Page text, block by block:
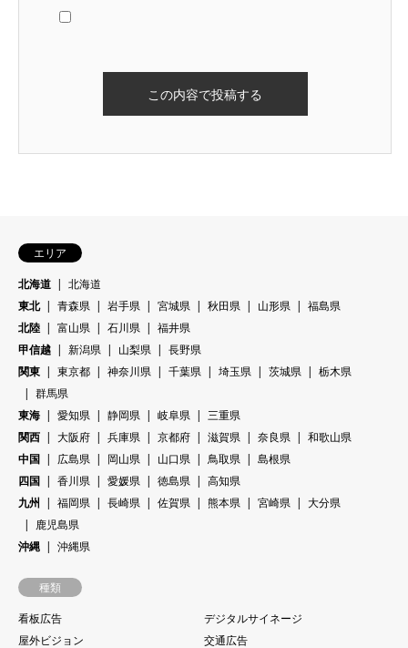
エリア
北海道
北海道
東北
青森県 岩手県 宮城県 秋田県 山形県
福島県
北陸
富山県 石川県
福井県
甲信越
新潟県 山梨県
長野県
関東
東京都 神奈川県 千葉県 埼玉県 茨城県
栃木県
群馬県
東海
愛知県 静岡県 岐阜県
三重県
関西
大阪府 兵庫県 京都府 滋賀県 奈良県
和歌山県
中国
広島県 岡山県 山口県 鳥取県
島根県
四国
香川県 愛媛県 徳島県
高知県
九州
福岡県 長崎県 佐賀県 熊本県 宮崎県
大分県
鹿児島県
沖縄
沖縄県
種類
看板広告
デジタルサイネージ
屋外ビジョン
交通広告